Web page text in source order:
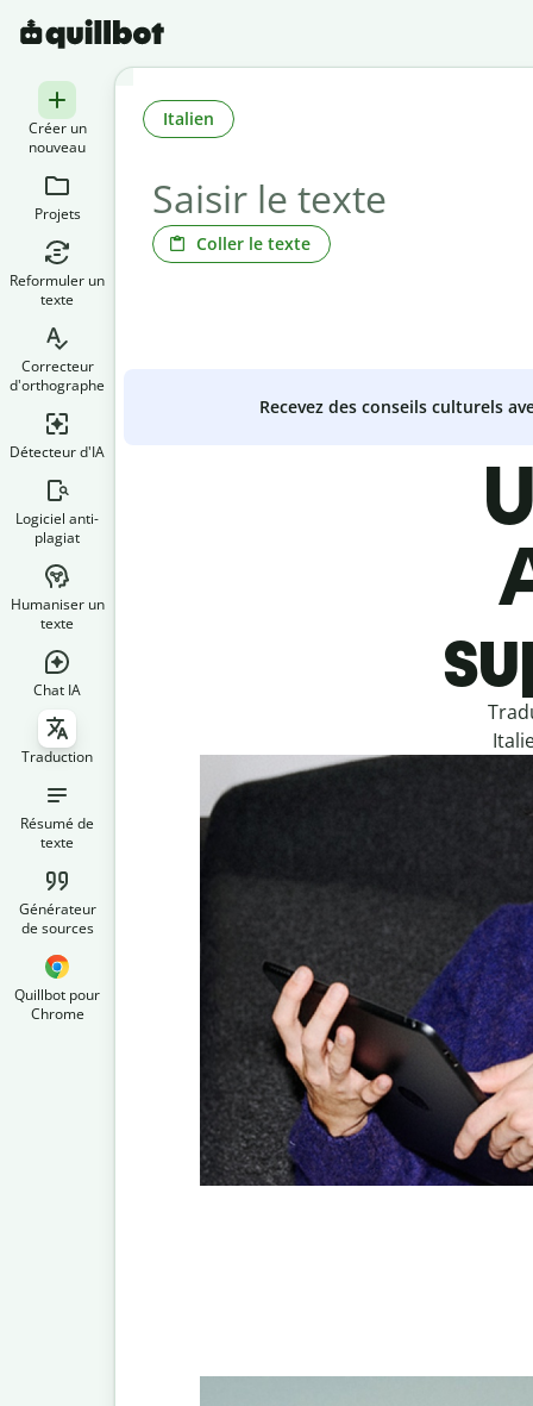
Créer un
nouveau
Projets
Reformuler un
texte
Correcteur
d'orthographe
Détecteur d'IA
Logiciel anti-
plagiat
Humaniser un
texte
Chat IA
Traduction
Résumé de
texte
Générateur
de sources
Quillbot pour
Chrome
Coller le texte
Italien
Recevez des conseils culturels